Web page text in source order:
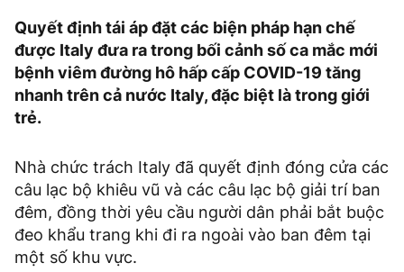
Quyết định tái áp đặt các biện pháp hạn chế
được Italy đưa ra trong bối cảnh số ca mắc mới
bệnh viêm đường hô hấp cấp COVID-19 tăng
nhanh trên cả nước Italy, đặc biệt là trong giới
trẻ.
Nhà chức trách Italy đã quyết định đóng cửa các
câu lạc bộ khiêu vũ và các câu lạc bộ giải trí ban
đêm, đồng thời yêu cầu người dân phải bắt buộc
đeo khẩu trang khi đi ra ngoài vào ban đêm tại
một số khu vực.